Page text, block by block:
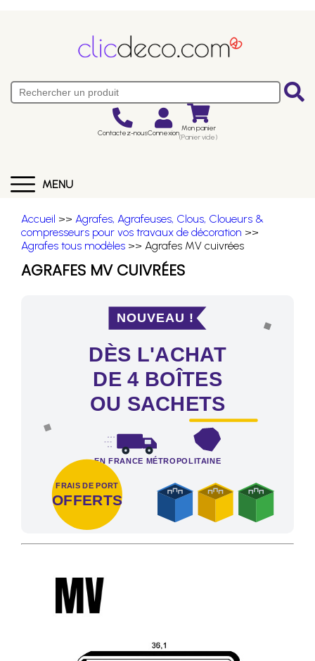
Contactez-nousConnexion Mon panier
(Panier vide)
MENU
Accueil >> Agrafes, Agrafeuses, Clous, Cloueurs &
compresseurs pour vos travaux de décoration >>
Agrafes tous modèles >> Agrafes MV cuivrées
AGRAFES MV CUIVRÉES
NOUVEAU !
DÈS L'ACHAT
DE 4 BOÎTES
OU SACHETS
EN FRANCE MÉTROPOLITAINE
FRAIS DE PORT
OFFERTS
Frais de port offerts en France métropolitaine dès l'achat de